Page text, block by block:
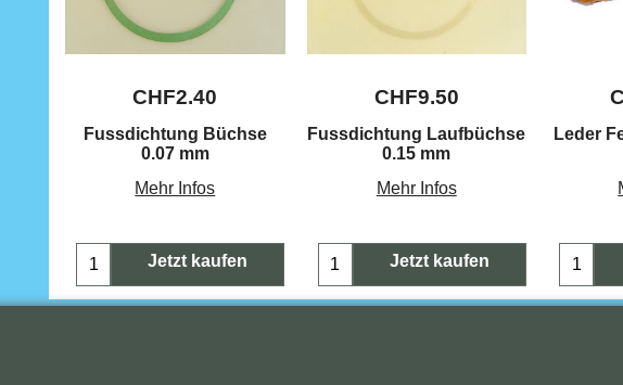
CHF2.40
Fussdichtung Büchse
0.07 mm
Mehr Infos
Jetzt kaufen
CHF9.50
Fussdichtung Laufbüchse
0.15 mm
Mehr Infos
Jetzt kaufen
Leder